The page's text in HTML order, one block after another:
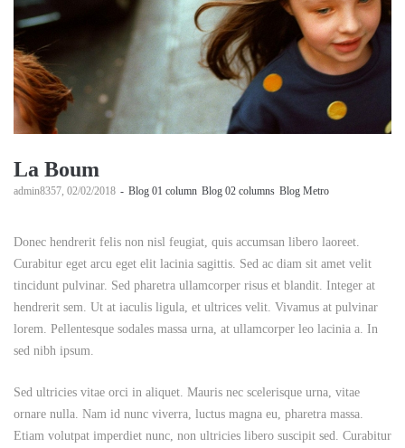
La Boum
by
admin8357 02/02/2018 Blog 01 column Blog 02 columns Blog Metro
Donec hendrerit felis non nisl feugiat, quis accumsan libero laoreet.
Curabitur eget arcu eget elit lacinia sagittis. Sed ac diam sit amet velit
tincidunt pulvinar. Sed pharetra ullamcorper risus et blandit. Integer at
hendrerit sem. Ut at iaculis ligula, et ultrices velit. Vivamus at pulvinar
lorem. Pellentesque sodales massa urna, at ullamcorper leo lacinia a. In
sed nibh ipsum.
Sed ultricies vitae orci in aliquet. Mauris nec scelerisque urna, vitae
ornare nulla. Nam id nunc viverra, luctus magna eu, pharetra massa.
Etiam volutpat imperdiet nunc, non ultricies libero suscipit sed. Curabitur